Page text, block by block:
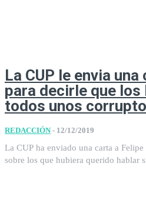
La CUP le envia
para decirle que los
todos unos
REDACCIÓN - 12/12/2019
La CUP ha enviado una carta a
sobre los que hubiera querido hablar